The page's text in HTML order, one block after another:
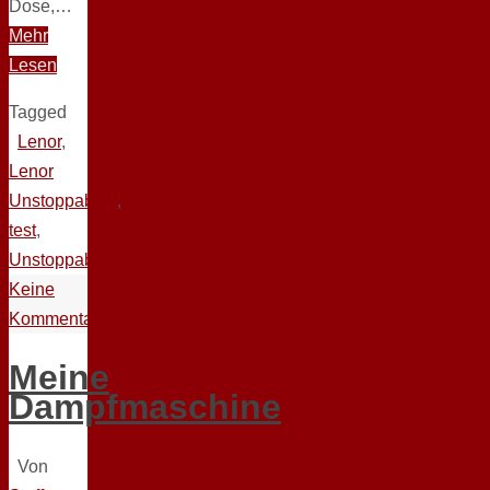
Dose,…
Mehr
Lesen
Tagged
Lenor,
Lenor
Unstoppables ,
test,
Unstoppables
Keine
Kommentare
Meine
Dampfmaschine
Von